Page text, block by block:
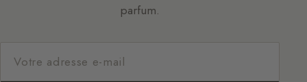
parfum.